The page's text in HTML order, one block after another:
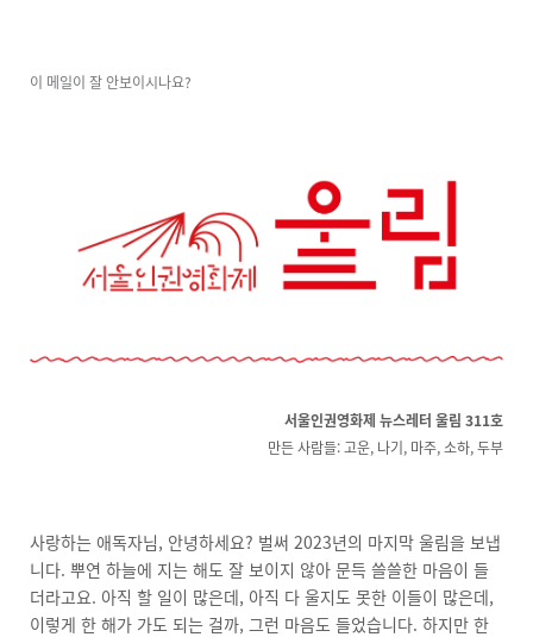
이 메일이 잘 안보이시나요?
서울인권영화제 뉴스레터 울림 311호
만든 사람들: 고운, 나기, 마주, 소하, 두부
사랑하는 애독자님, 안녕하세요? 벌써 2023년의 마지막 울림을 보냅
니다. 뿌연 하늘에 지는 해도 잘 보이지 않아 문득 쓸쓸한 마음이 들
더라고요. 아직 할 일이 많은데, 아직 다 울지도 못한 이들이 많은데,
이렇게 한 해가 가도 되는 걸까, 그런 마음도 들었습니다. 하지만 한